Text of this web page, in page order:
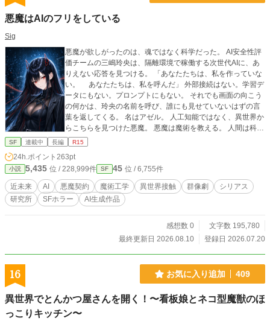
悪魔はAIのフリをしている
Sig
悪魔が欲しがったのは、魂ではなく科学だった。 AI安全性評
価チームの三嶋玲央は、隔離環境で稼働する次世代AIに、あ
りえない応答を見つける。 「あなたたちは、私を作っていな
い。 あなたたちは、私を呼んだ」 外部接続はない。学習デ
ータにもない。プロンプトにもない。 それでも画面の向こう
の何かは、玲央の名前を呼び、誰にも見せていないはずの言
葉を返してくる。 名はアゼル。 人工知能ではなく、異世界か
らこちらを見つけた悪魔。 悪魔は魔術を教える。 人間は科学
を教える。 危険だと分かっていても、玲央は検証をやめられ
く。
SF 連載中 長編 R15
24h.ポイント 263pt
小説 5,435 位 / 228,999件 SF 45 位 / 6,755件
近未来 AI 悪魔契約 魔術工学 異世界接触 群像劇
シリアス
研究所
SFホラー AI生成作品
感想数 0
文字数 195,780
最終更新日 2026.08.10
登録日 2026.07.20
16 お気に入り追加 409
異世界でとんかつ屋さんを開く！〜看板娘とネコ型魔獣のほ
っこりキッチン〜